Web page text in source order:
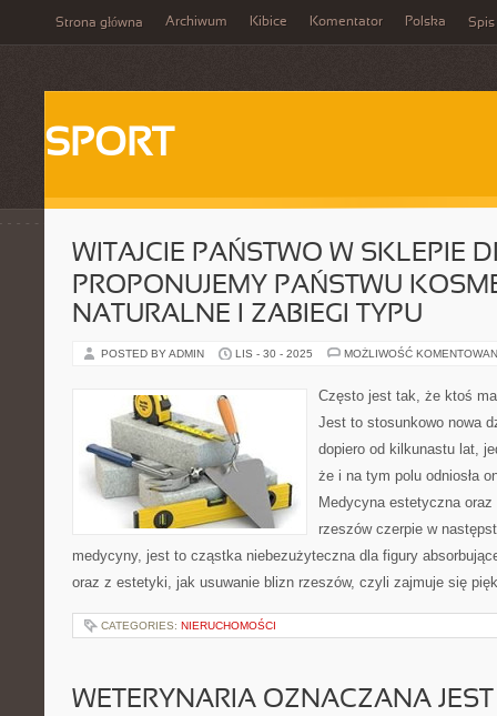
Strona główna Archiwum Kibice Komentator Polska Spis
SPORT
WITAJCIE PAŃSTWO W SKLEPIE
PROPONUJEMY PAŃSTWU
NATURALNE I ZABIEGI TYPU
POSTED BY ADMIN LIS - 30 - 2025 MOŻLIWOŚĆ
Często jest tak, że ktoś
Jest to stosunkowo nowa
dopiero od kilkunastu lat,
że i na tym polu odniosła
Medycyna estetyczna
rzeszów czerpie w
medycyny, jest to cząstka niebezużyteczna dla figury
oraz z estetyki, jak usuwanie blizn rzeszów, czyli zajmuje się
CATEGORIES: NIERUCHOMOŚCI
WETERYNARIA OZNACZANA